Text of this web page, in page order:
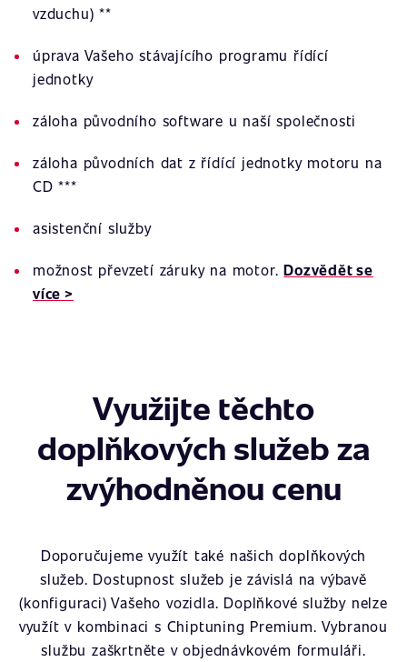
vzduchu) **
úprava Vašeho stávajícího programu řídící
jednotky
záloha původního software u naší společnosti
záloha původních dat z řídící jednotky motoru na
CD ***
asistenční služby
možnost převzetí záruky na motor.Dozvědět se
více >
Využijte těchto
doplňkových služeb za
zvýhodněnou cenu
Doporučujeme využít také našich doplňkových
služeb. Dostupnost služeb je závislá na výbavě
(konfiguraci) Vašeho vozidla. Doplňkové služby nelze
využít v kombinaci s Chiptuning Premium. Vybranou
službu zaškrtněte v objednávkovém formuláři.